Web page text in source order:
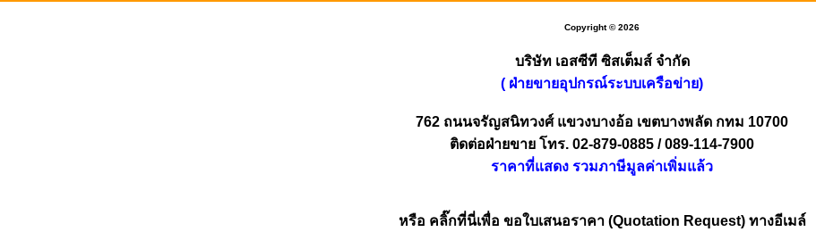
Copyright © 2026
บริษัท เอสซีที ซิสเต็มส์ จำกัด
( ฝ่ายขายอุปกรณ์ระบบเครือข่าย)
762 ถนนจรัญสนิทวงศ์ แขวงบางอ้อ เขตบางพลัด กทม 10700
ติดต่อฝ่ายขาย โทร. 02-879-0885 / 089-114-7900
ราคาที่แสดง รวมภาษีมูลค่าเพิ่มแล้ว
หรือ คลิ๊กที่นี่เพื่อ ขอใบเสนอราคา (Quotation Request) ทางอีเมล์